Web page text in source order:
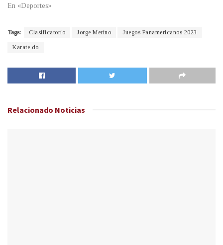
En «Deportes»
Tags: Clasificatorio Jorge Merino Juegos Panamericanos 2023
Karate do
Relacionado Noticias